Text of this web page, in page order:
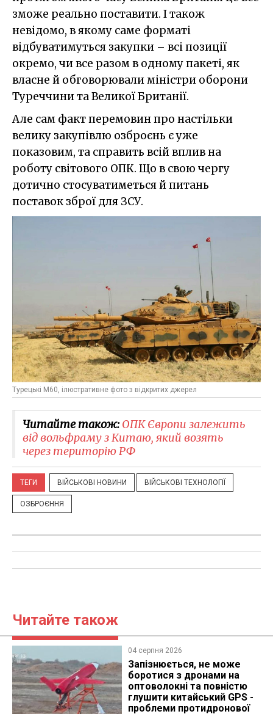
зможе реально поставити. І також
невідомо, в якому саме форматі
відбуватимуться закупки – всі позиції
окремо, чи все разом в одному пакеті, як
власне й обговорювали міністри оборони
Туреччини та Великої Британії.
Але сам факт перемовин про настільки
велику закупівлю озброєнь є уже
показовим, та справить всій вплив на
роботу світового ОПК. Що в свою чергу
дотично стосуватиметься й питань
поставок зброї для ЗСУ.
Турецькі M60, ілюстративне фото з відкритих джерел
Читайте також:ОПК Європи залежить
від вольфраму з Китаю, який возять
через територію РФ
ТЕГИ ВІЙСЬКОВІ НОВИНИ ВІЙСЬКОВІ ТЕХНОЛОГІЇ
ОЗБРОЄННЯ
Читайте також
04 серпня 2026
Запізнюється, не може
боротися з дронами на
оптоволокні та повністю
глушити китайський GPS -
проблеми протидронової